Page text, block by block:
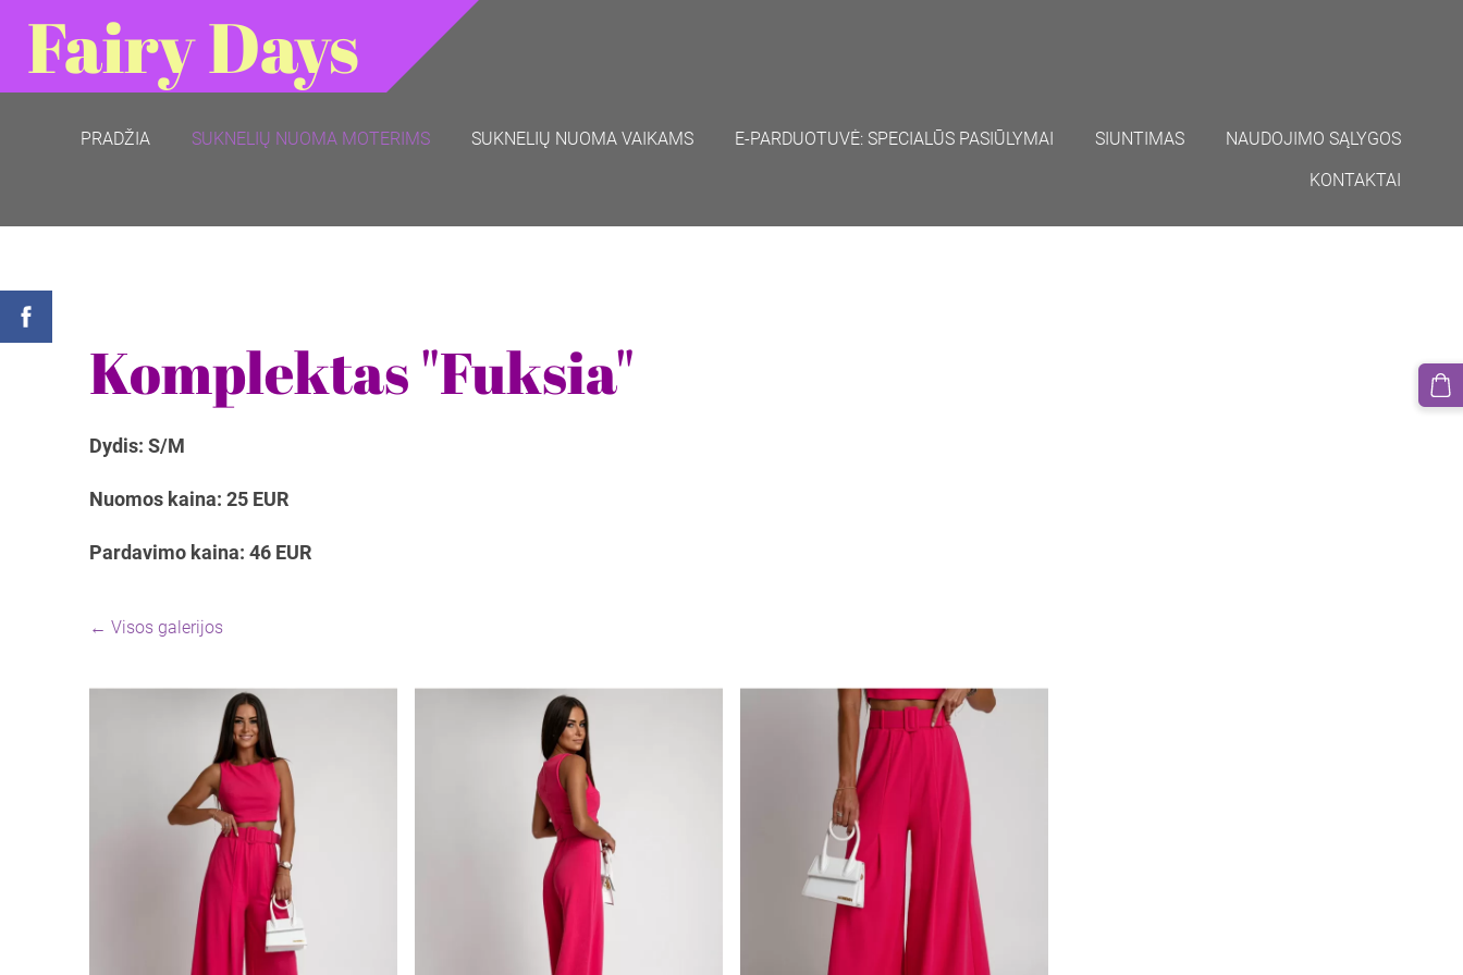
Fairy Days
PRADŽIA SUKNELIŲ NUOMA MOTERIMS SUKNELIŲ NUOMA VAIKAMS E-PARDUOTUVĖ: SPECIALŪS PASIŪLYMAI SIUNTIMAS
NAUDOJIMO SĄLYGOS
KONTAKTAI
Komplektas "Fuksia"
Dydis: S/M
Nuomos kaina: 25 EUR
Pardavimo kaina: 46 EUR
Visos galerijos